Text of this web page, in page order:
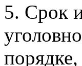
5. Срок